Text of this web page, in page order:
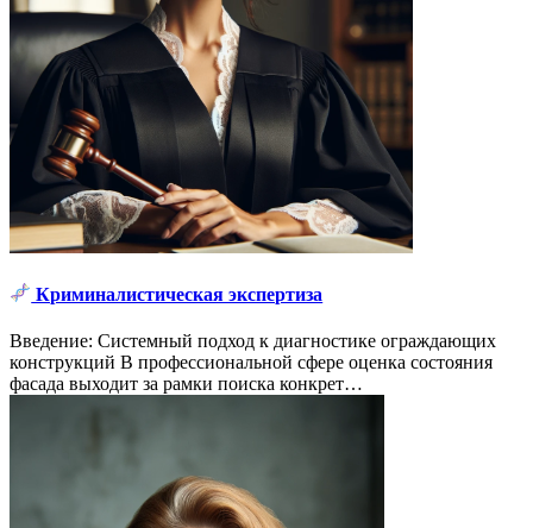
Криминалистическая экспертиза
Введение: Системный подход к диагностике ограждающих
конструкций В профессиональной сфере оценка состояния
фасада выходит за рамки поиска конкрет…